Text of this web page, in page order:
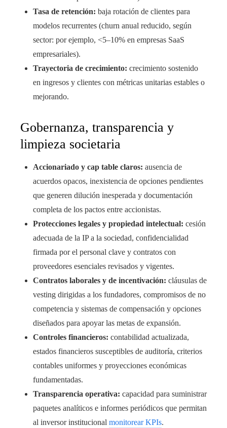
Tasa de retención: baja rotación de clientes para
modelos recurrentes (churn anual reducido, según
sector: por ejemplo, <5–10% en empresas SaaS
empresariales).
Trayectoria de crecimiento: crecimiento sostenido
en ingresos y clientes con métricas unitarias estables o
mejorando.
Gobernanza, transparencia y
limpieza societaria
Accionariado y cap table claros: ausencia de
acuerdos opacos, inexistencia de opciones pendientes
que generen dilución inesperada y documentación
completa de los pactos entre accionistas.
Protecciones legales y propiedad intelectual: cesión
adecuada de la IP a la sociedad, confidencialidad
firmada por el personal clave y contratos con
proveedores esenciales revisados y vigentes.
Contratos laborales y de incentivación: cláusulas de
vesting dirigidas a los fundadores, compromisos de no
competencia y sistemas de compensación y opciones
diseñados para apoyar las metas de expansión.
Controles financieros: contabilidad actualizada,
estados financieros susceptibles de auditoría, criterios
contables uniformes y proyecciones económicas
fundamentadas.
Transparencia operativa: capacidad para suministrar
paquetes analíticos e informes periódicos que permitan
al inversor institucional monitorear KPIs.